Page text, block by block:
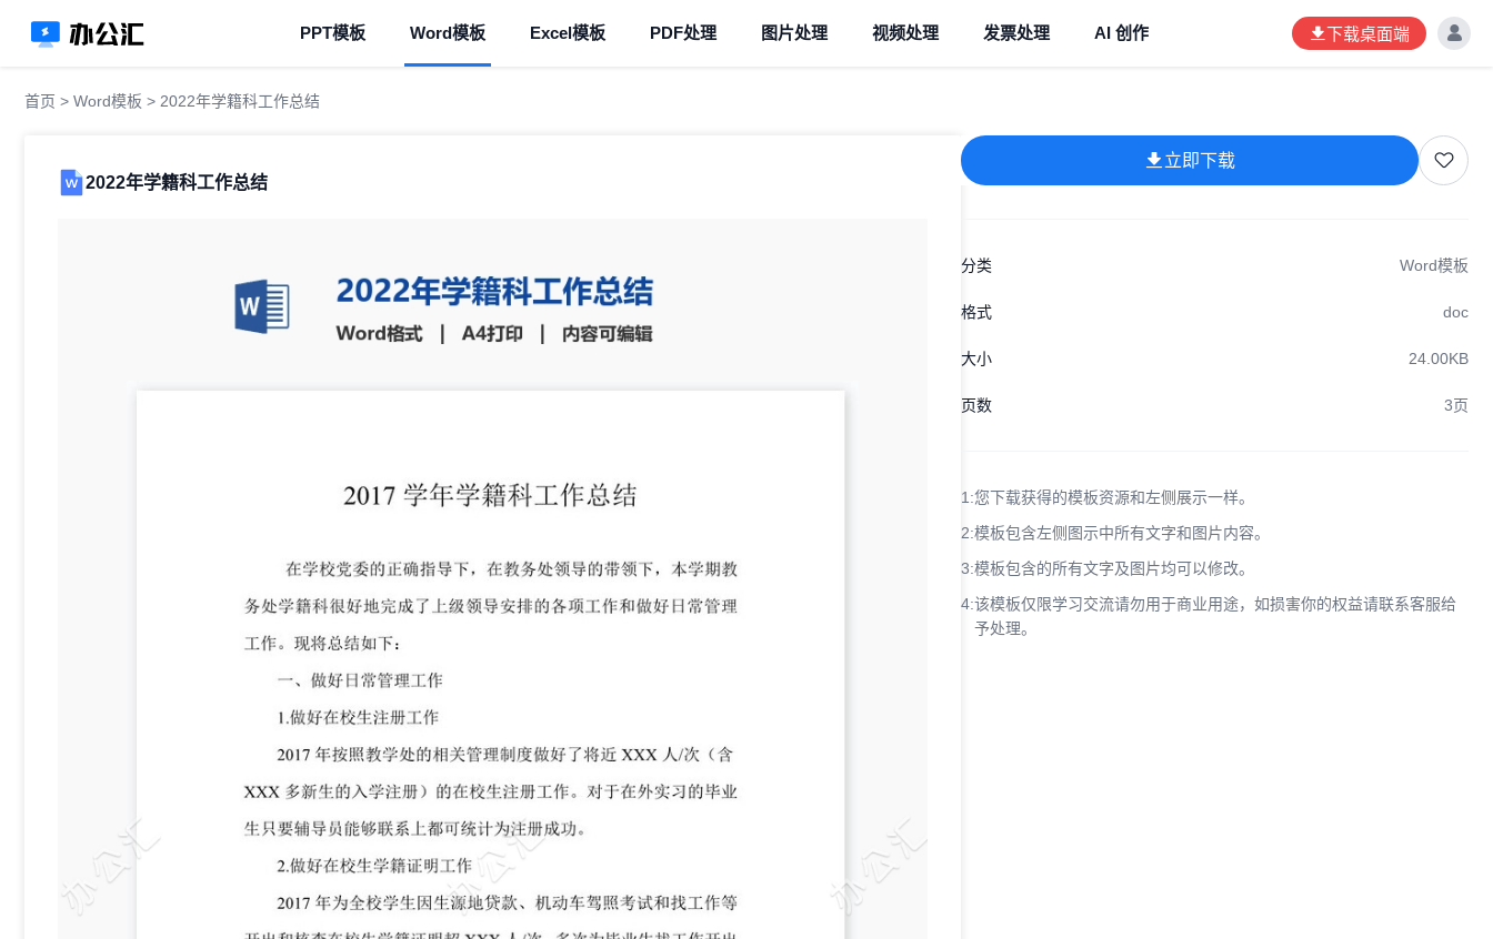
PPT模板 Word模板 Excel模板 PDF处理 图片处理 视频处理 发票处理 AI 创作 下载桌面端
首页 > Word模板 > 2022年学籍科工作总结
2022年学籍科工作总结
立即下载
分类 Word模板
格式 doc
大小 24.00KB
页数 3页
1:您下载获得的模板资源和左侧展示一样。
2:模板包含左侧图示中所有文字和图片内容。
3:模板包含的所有文字及图片均可以修改。
4:该模板仅限学习交流请勿用于商业用途，如损害你的权益请联系客服给
予处理。